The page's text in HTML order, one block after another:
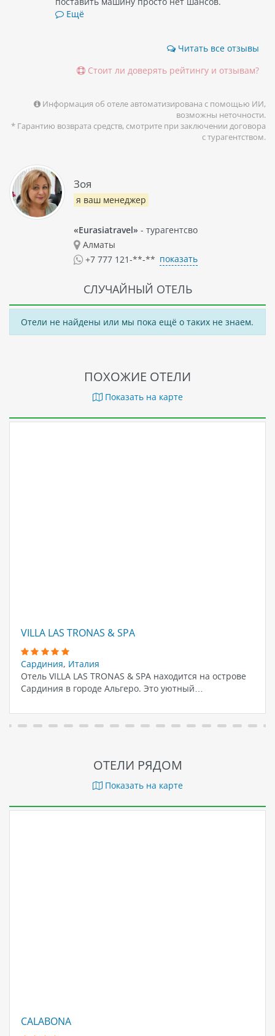
Ещё
Читать все отзывы
Стоит ли доверять рейтингу и отзывам?
Информация об отеле автоматизирована с помощью ИИ,
возможны неточности.
* Гарантию возврата средств, смотрите при заключении договора
с турагентством.
Зоя
я ваш менеджер
«Eurasiatravel» - турагентсво
Алматы
+7 777 121-**-** показать
СЛУЧАЙНЫЙ ОТЕЛЬ
Отели не найдены или мы пока ещё о таких не знаем.
ПОХОЖИЕ ОТЕЛИ
Показать на карте
VILLA LAS TRONAS & SPA
Сардиния, Италия
Отель VILLA LAS TRONAS & SPA находится на острове
Сардиния в городе Альгеро. Это уютный…
ОТЕЛИ РЯДОМ
Показать на карте
CALABONA